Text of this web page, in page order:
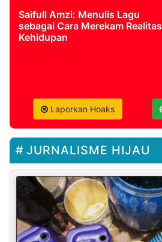
Saifull Amzi: Menulis Lagu
sebagai Cara Merekam Realitas
Kehidupan
Laporkan Hoaks
JURNALISME HIJAU